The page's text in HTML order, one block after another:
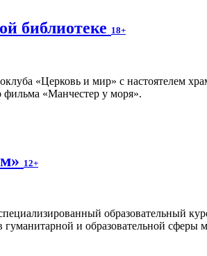
библиотеке 18+
«Церковь и мир» с настоятелем
«Манчестер у моря».
12+
образовательный
и образовательной сферы